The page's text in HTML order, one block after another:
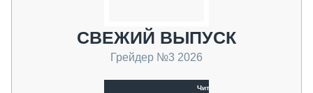
СВЕЖИЙ ВЫПУСК
Грейдер №3 2026
Читать